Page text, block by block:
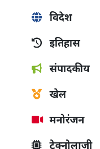
विदेश
इतिहास
संपादकीय
खेल
मनोरंजन